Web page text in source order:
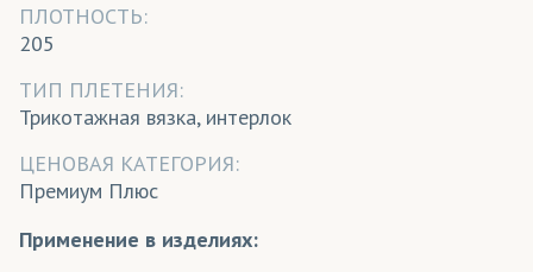
ПЛОТНОСТЬ:
205
ТИП ПЛЕТЕНИЯ:
Трикотажная вязка, интерлок
ЦЕНОВАЯ КАТЕГОРИЯ:
Премиум Плюс
Применение в изделиях: